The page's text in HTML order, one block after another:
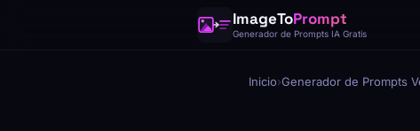
ImageToPrompt
Generador de Prompts IA Gratis
Inicio›Generador de Prompts